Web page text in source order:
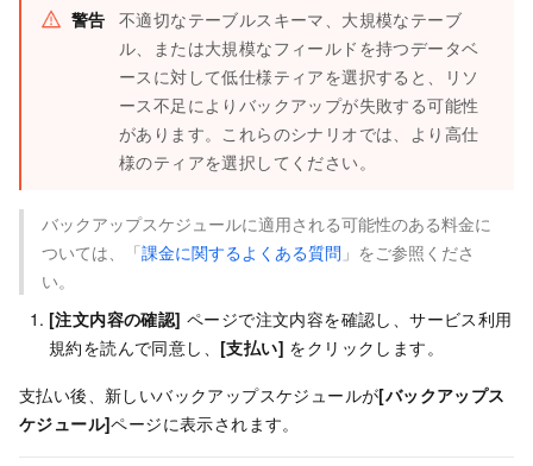
警告 不適切なテーブルスキーマ、大規模なテーブ
ル、または大規模なフィールドを持つデータベ
ースに対して低仕様ティアを選択すると、リソ
ース不足によりバックアップが失敗する可能性
があります。これらのシナリオでは、より高仕
様のティアを選択してください。
バックアップスケジュールに適用される可能性のある料金に
ついては、「課金に関するよくある質問 」をご参照くださ
い。
[注文内容の確認] ページで注文内容を確認し、サービス利用
規約を読んで同意し、 [支払い] をクリックします。
支払い後、新しいバックアップスケジュールが[バックアップス
ケジュール]ページに表示されます。